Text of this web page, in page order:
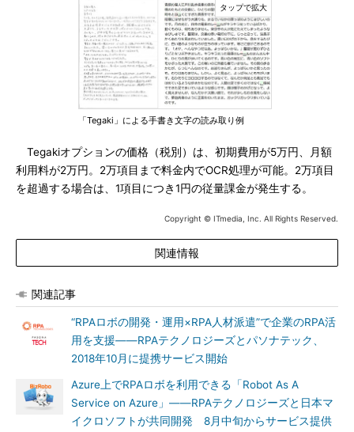
「Tegaki」による手書き文字の読み取り例
Tegakiオプションの価格（税別）は、初期費用が5万円、月額
利用料が2万円。2万項目まで料金内でOCR処理が可能。2万項目
を超過する場合は、1項目につき1円の従量課金が発生する。
Copyright © ITmedia, Inc. All Rights Reserved.
関連情報
関連記事
“RPAロボの開発・運用×RPA人材派遣”で企業のRPA活
用を支援――RPAテクノロジーズとパソナテック、
2018年10月に提携サービス開始
Azure上でRPAロボを利用できる「Robot As A
Service on Azure」――RPAテクノロジーズと日本マ
イクロソフトが共同開発 8月中旬からサービス提供